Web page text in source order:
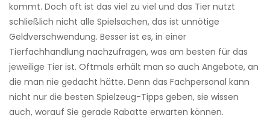
kommt. Doch oft ist das viel zu viel und das Tier nutzt
schließlich nicht alle Spielsachen, das ist unnötige
Geldverschwendung. Besser ist es, in einer
Tierfachhandlung nachzufragen, was am besten für das
jeweilige Tier ist. Oftmals erhält man so auch Angebote, an
die man nie gedacht hätte. Denn das Fachpersonal kann
nicht nur die besten Spielzeug-Tipps geben, sie wissen
auch, worauf Sie gerade Rabatte erwarten können.